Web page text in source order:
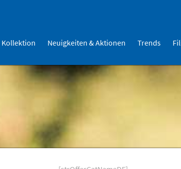
Kollektion Neuigkeiten & Aktionen Trends